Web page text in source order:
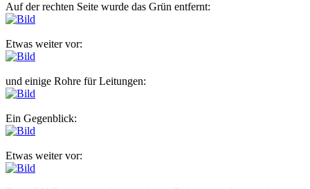
Auf der rechten Seite wurde das Grün entfernt:
Etwas weiter vor:
und einige Rohre für Leitungen:
Ein Gegenblick:
Etwas weiter vor: